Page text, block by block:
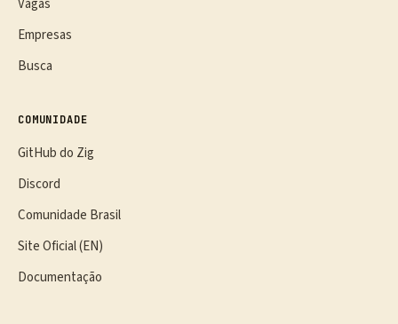
Vagas
Empresas
Busca
COMUNIDADE
GitHub do Zig
Discord
Comunidade Brasil
Site Oficial (EN)
Documentação